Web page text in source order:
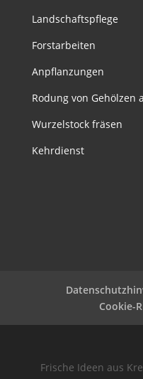
Landschaftspflege
Forstarbeiten
Anpflanzungen
Rodung von Gehölzen
Wurzelstock fräsen
Kehrdienst
Cookie-
Frische Ideen aus